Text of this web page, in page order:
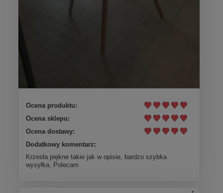
Ocena produktu:
Ocena sklepu:
Ocena dostawy:
Dodatkowy komentarz:
Krzesła piękne takie jak w opisie, bardzo szybka
wysyłka, Polecam